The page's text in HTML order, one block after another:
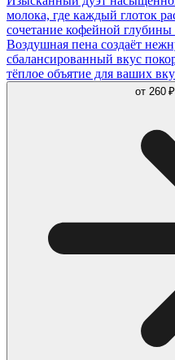
молока, где каждый глоток
сочетание кофейной
Воздушная пена создаёт
сбалансированный вкус
тёплое объятие для ваших
от 260 ₽